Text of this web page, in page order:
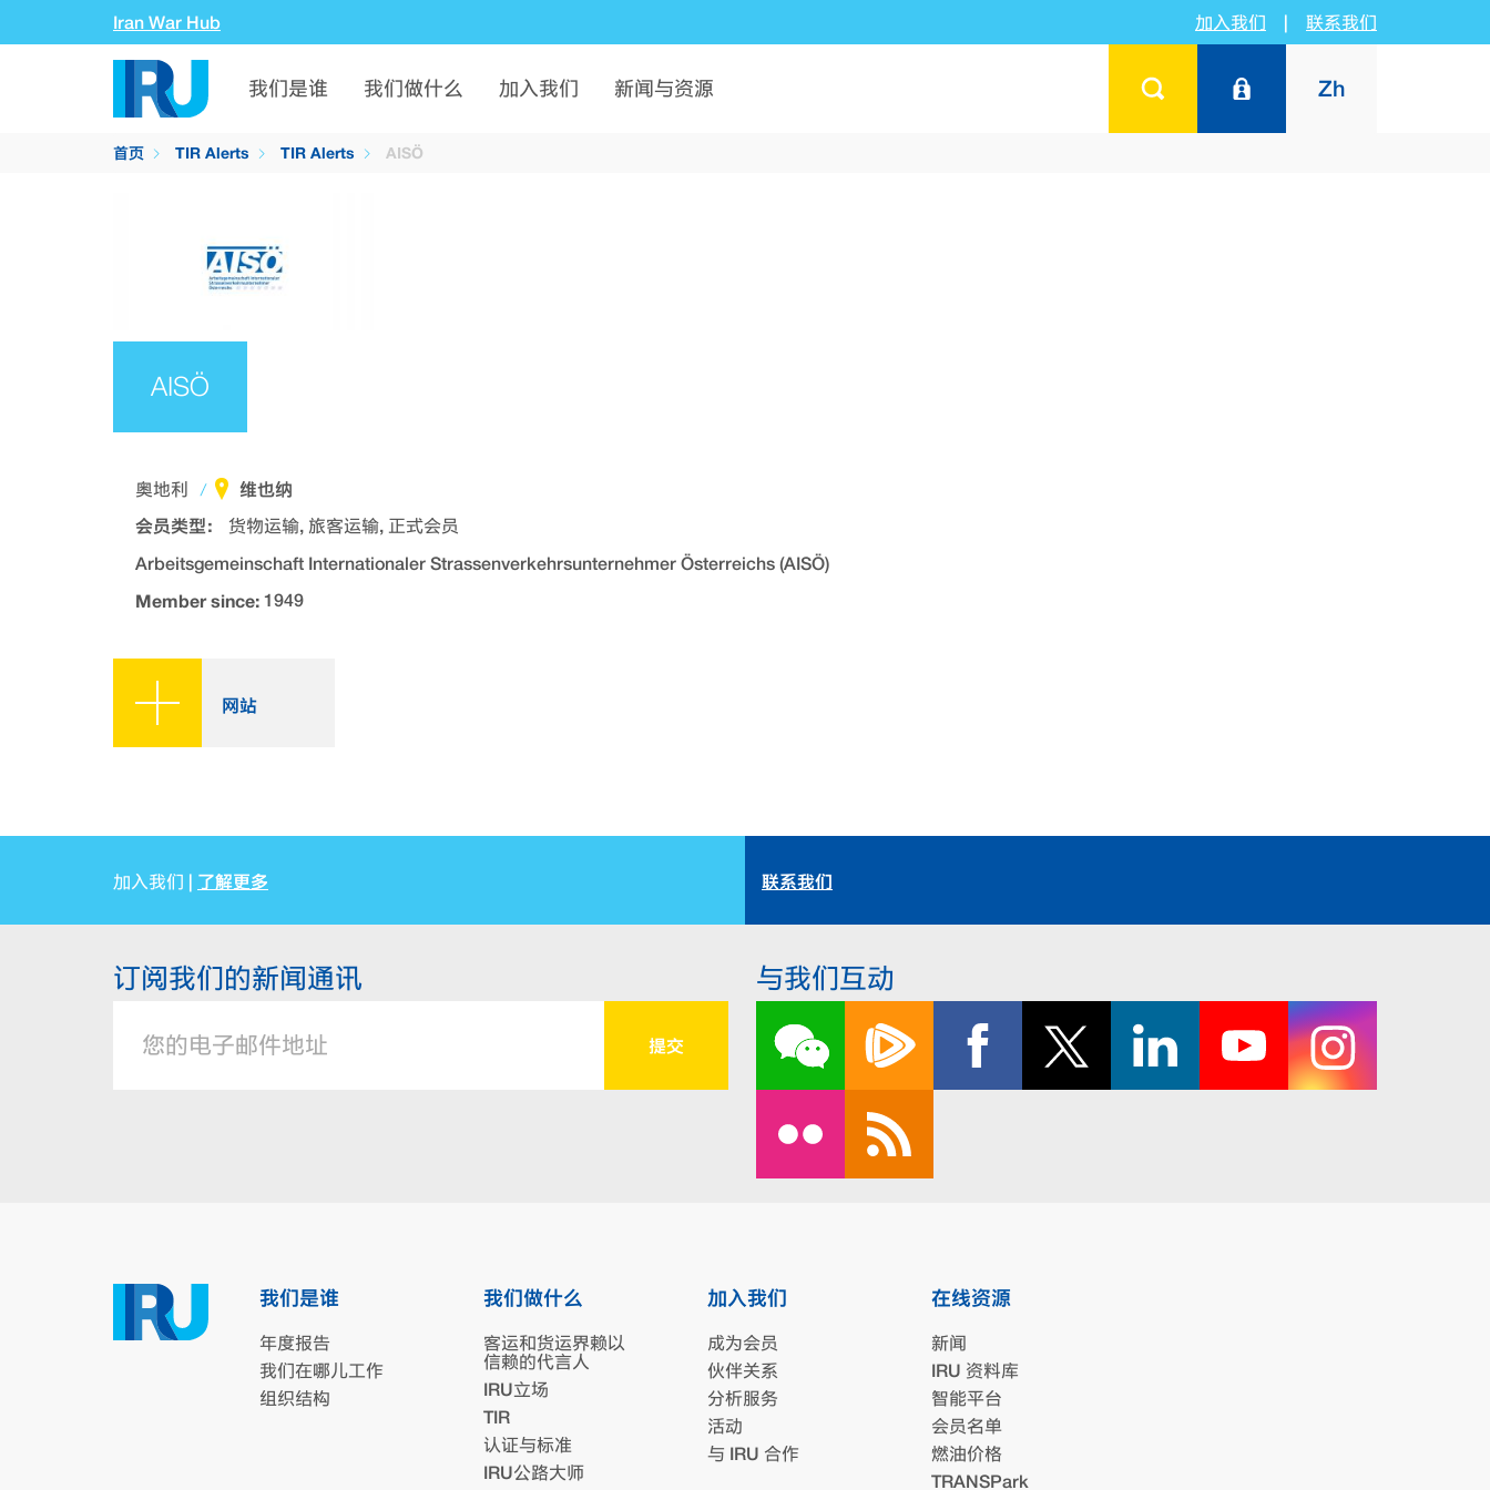
Iran War Hub 加入我们 | 联系我们
Zh
我们是谁 我们做什么 加入我们 新闻与资源
首页 TIR Alerts TIR Alerts AISÖ
AISÖ
奥地利
维也纳
会员类型：
货物运输, 旅客运输, 正式会员
Arbeitsgemeinschaft Internationaler Strassenverkehrsunternehmer Österreichs (AISÖ)
Member since: 1949
网站
加入我们 | 了解更多 联系我们
订阅我们的新闻通讯 与我们互动
我们是谁
年度报告
我们在哪儿工作
组织结构
我们做什么
客运和货运界赖以
信赖的代言人
IRU立场
TIR
认证与标准
IRU公路大师
加入我们
成为会员
伙伴关系
分析服务
活动
与 IRU 合作
在线资源
新闻
IRU 资料库
智能平台
会员名单
燃油价格
TRANSPark